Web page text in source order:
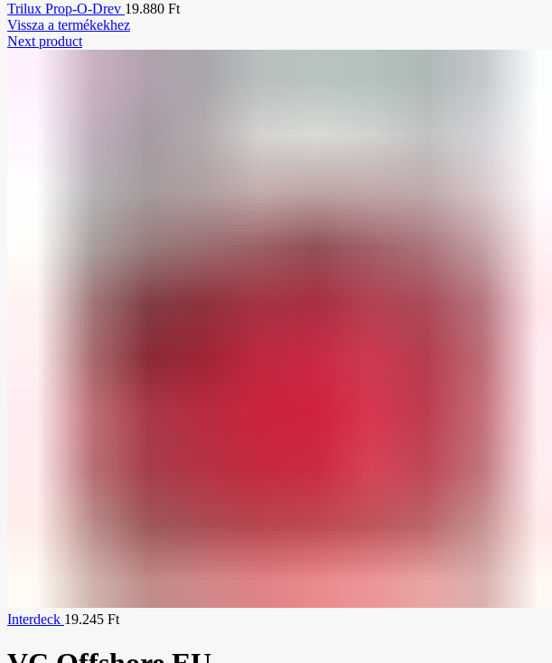
Trilux Prop-O-Drev 19.880 Ft
Vissza a termékekhez
Next product
Interdeck 19.245 Ft